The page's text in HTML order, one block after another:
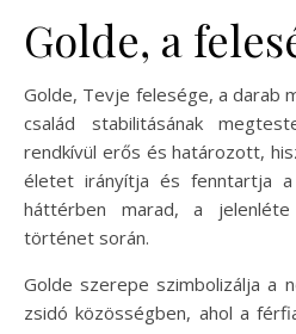
Golde, a
Golde, Tevje felesége, a darab
család stabilitásának
rendkívül erős és határozott,
életet irányítja és fenntartja
háttérben marad, a
történet során.
Golde szerepe szimbolizálja a
zsidó közösségben, ahol a